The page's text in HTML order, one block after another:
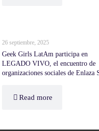
26 septiembre, 2025
Geek Girls LatAm participa en
LEGADO VIVO, el encuentro de
organizaciones sociales de Enlaza
Read more